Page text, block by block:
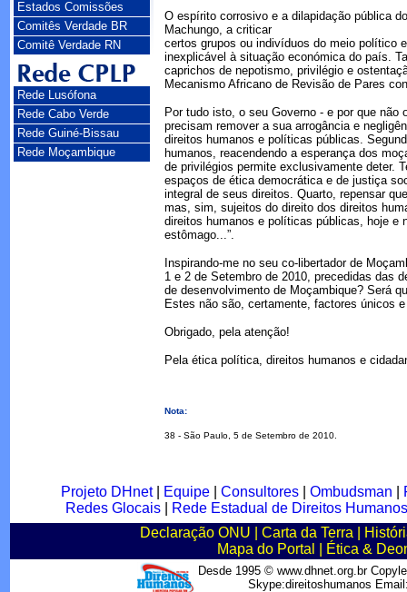
Estados Comissões
Comitês Verdade BR
Comitê Verdade RN
Rede Lusófona
Rede Cabo Verde
Rede Guiné-Bissau
Rede Moçambique
O espírito corrosivo e a dilapidação pública
Machungo, a criticar
certos grupos ou indivíduos do meio político
inexplicável à situação económica do país.
caprichos de nepotismo, privilégio e
Mecanismo Africano de Revisão de Pares
Por tudo isto, o seu Governo - e por que
precisam remover a sua arrogância e
direitos humanos e políticas públicas.
humanos, reacendendo a esperança dos
de privilégios permite exclusivamente deter.
espaços de ética democrática e de justiça
integral de seus direitos. Quarto, repensar
mas, sim, sujeitos do direito dos direitos
direitos humanos e políticas públicas, hoje e
estômago...”.
Inspirando-me no seu co-libertador de
1 e 2 de Setembro de 2010, precedidas das
de desenvolvimento de Moçambique? Será
Estes não são, certamente, factores únicos
Obrigado, pela atenção!
Pela ética política, direitos humanos e
Nota:
38 - São Paulo, 5 de Setembro de 2010.
Projeto DHnet| Equipe| Consultores| Ombudsman
Redes Glocais|
Rede Estadual de Direitos
Declaração ONU
Carta da Terra
Mapa do Portal
Ética &
Desde 1995 © www.dhnet.org.br
Skype:direitoshumanos